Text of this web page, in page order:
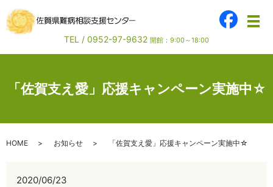
メ
TEL / 0952-97-9632 開館：9:00～18:00
「佐賀支え愛」応援キャンペーン実施中☆
HOME お知らせ 「佐賀支え愛」応援キャンペーン実施中☆
2020/06/23